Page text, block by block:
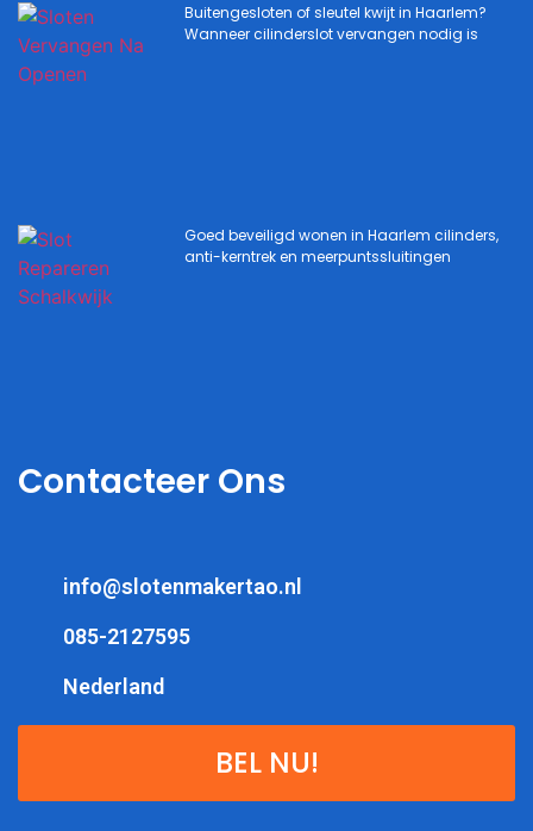
Buitengesloten of sleutel kwijt in Haarlem?
Wanneer cilinderslot vervangen nodig is
Goed beveiligd wonen in Haarlem cilinders,
anti-kerntrek en meerpuntssluitingen
Contacteer Ons
info@slotenmakertao.nl
085-2127595
Nederland
BEL NU!